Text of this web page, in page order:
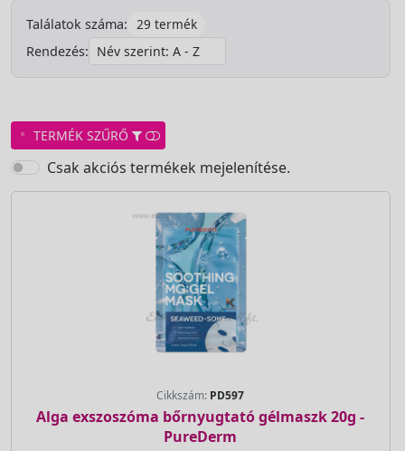
Találatok száma:
29 termék
Rendezés:
TERMÉK SZŰRŐ
Csak akciós termékek mejelenítése.
Cikkszám: PD597
Alga exszoszóma bőrnyugtató gélmaszk 20g -
PureDerm